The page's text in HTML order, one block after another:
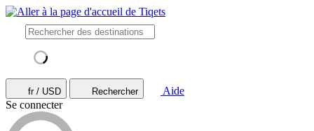
fr / USD Rechercher
Aide
Se connecter